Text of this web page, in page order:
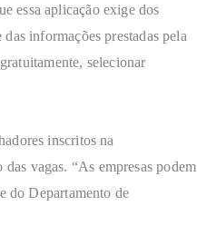
essa aplicação exige dos
informações prestadas pela
selecionar
inscritos na
vagas. “As empresas podem
do Departamento de